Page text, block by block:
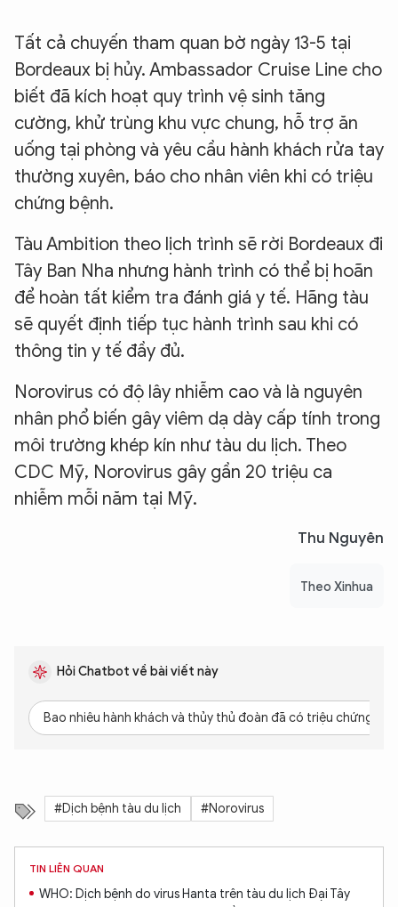
Tất cả chuyến tham quan bờ ngày 13-5 tại
Bordeaux bị hủy. Ambassador Cruise Line cho
biết đã kích hoạt quy trình vệ sinh tăng
cường, khử trùng khu vực chung, hỗ trợ ăn
uống tại phòng và yêu cầu hành khách rửa tay
thường xuyên, báo cho nhân viên khi có triệu
chứng bệnh.
Tàu Ambition theo lịch trình sẽ rời Bordeaux đi
Tây Ban Nha nhưng hành trình có thể bị hoãn
để hoàn tất kiểm tra đánh giá y tế. Hãng tàu
sẽ quyết định tiếp tục hành trình sau khi có
thông tin y tế đầy đủ.
Norovirus có độ lây nhiễm cao và là nguyên
nhân phổ biến gây viêm dạ dày cấp tính trong
môi trường khép kín như tàu du lịch. Theo
CDC Mỹ, Norovirus gây gần 20 triệu ca
nhiễm mỗi năm tại Mỹ.
Thu Nguyên
Theo Xinhua
Hỏi Chatbot về bài viết này
Bao nhiêu hành khách và thủy thủ đoàn đã có triệu chứng?
#Dịch bệnh tàu du lịch #Norovirus
TIN LIÊN QUAN
WHO: Dịch bệnh do virus Hanta trên tàu du lịch Đại Tây